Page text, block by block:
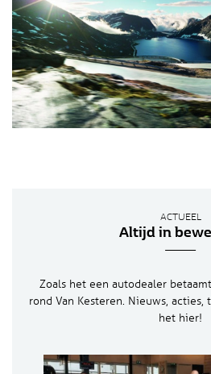
ACTUEEL
Altijd in
Zoals het een autodealer
rond Van Kesteren. Nieuws,
het hier!